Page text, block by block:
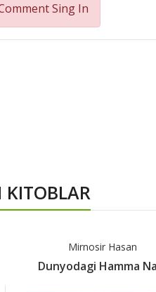
Sing In
KITOBLAR
Mirnosir Hasan
Dunyodagi Hamma